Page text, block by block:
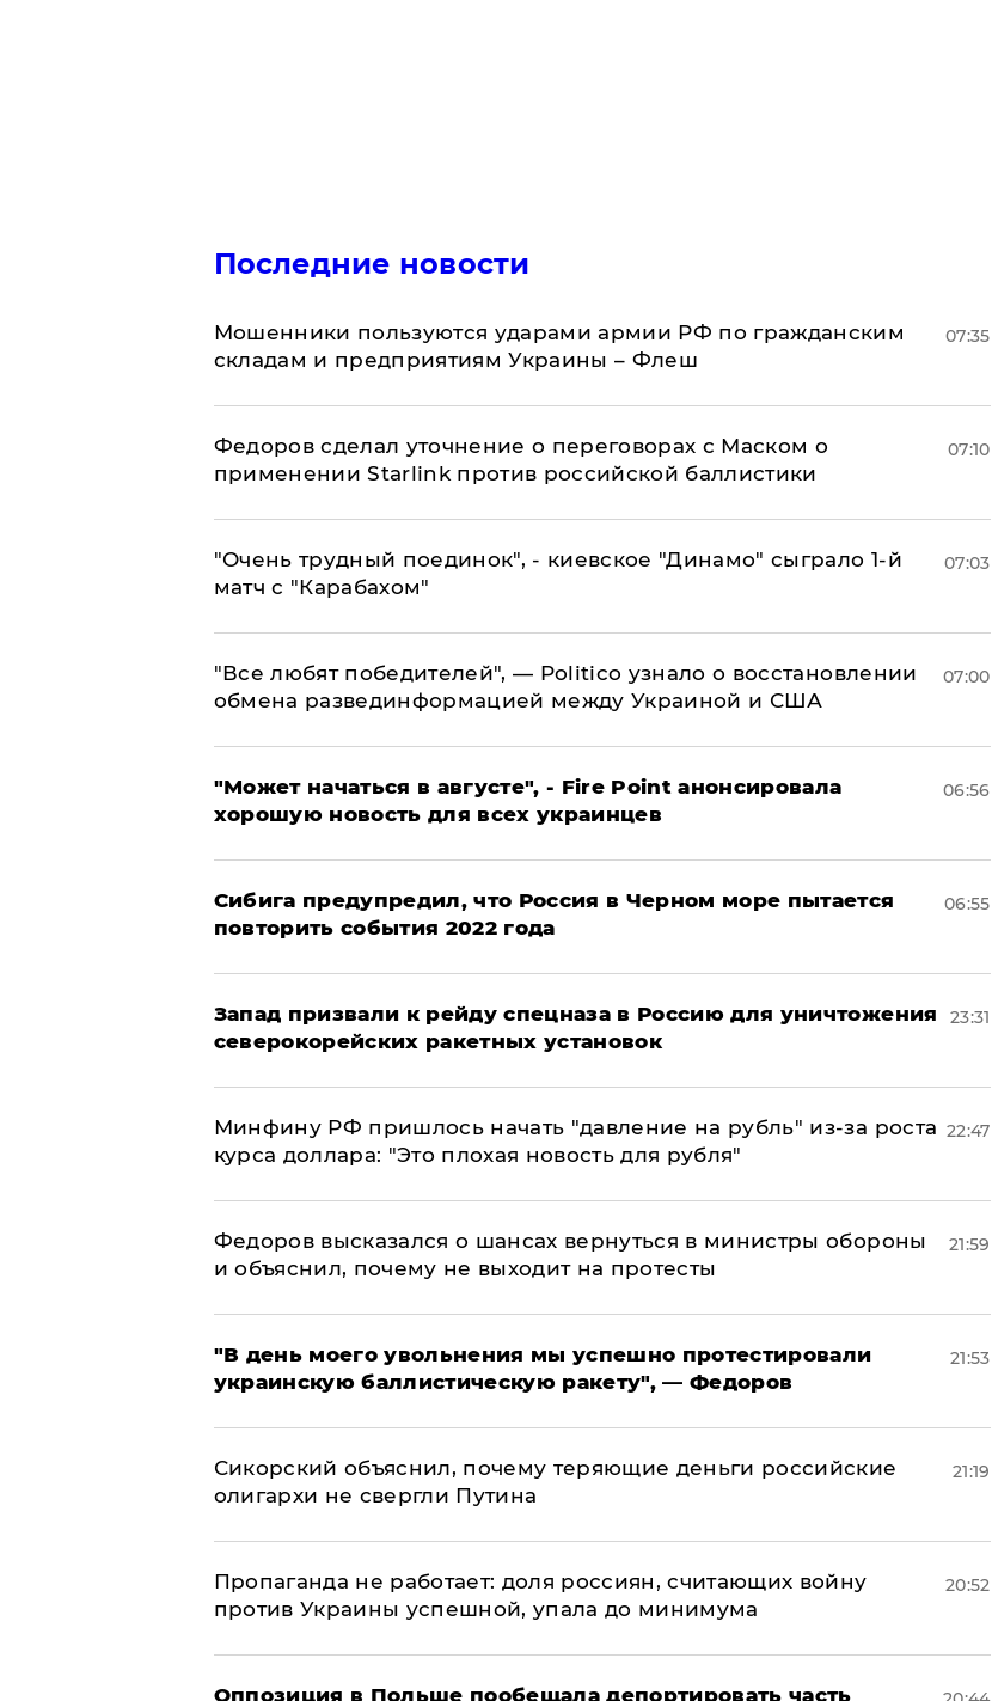
Последние новости
Мошенники пользуются ударами армии РФ по гражданским
складам и предприятиям Украины – Флеш
07:35
Федоров сделал уточнение о переговорах с Маском о
применении Starlink против российской баллистики
07:10
"Очень трудный поединок", - киевское "Динамо" сыграло 1-й
матч с "Карабахом"
07:03
​"Все любят победителей", — Politico узнало о восстановлении
обмена развединформацией между Украиной и США
07:00
"Может начаться в августе", - Fire Point анонсировала
хорошую новость для всех украинцев
06:56
Сибига предупредил, что Россия в Черном море пытается
повторить события 2022 года
06:55
Запад призвали к рейду спецназа в Россию для уничтожения
северокорейских ракетных установок
23:31
Минфину РФ пришлось начать "давление на рубль" из-за роста
курса доллара: "Это плохая новость для рубля"
22:47
Федоров высказался о шансах вернуться в министры обороны
и объяснил, почему не выходит на протесты
21:59
​"В день моего увольнения мы успешно протестировали
украинскую баллистическую ракету", — Федоров
21:53
Сикорский объяснил, почему теряющие деньги российские
олигархи не свергли Путина
21:19
​Пропаганда не работает: доля россиян, считающих войну
против Украины успешной, упала до минимума
20:52
Оппозиция в Польше пообещала депортировать часть